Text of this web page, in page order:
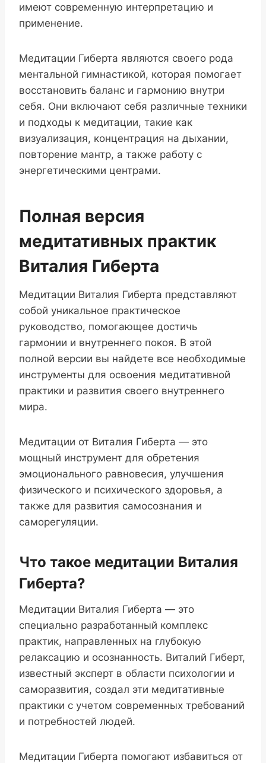
имеют современную интерпретацию и
применение.
Медитации Гиберта являются своего рода
ментальной гимнастикой, которая помогает
восстановить баланс и гармонию внутри
себя. Они включают себя различные техники
и подходы к медитации, такие как
визуализация, концентрация на дыхании,
повторение мантр, а также работу с
энергетическими центрами.
Полная версия
медитативных практик
Виталия Гиберта
Медитации Виталия Гиберта представляют
собой уникальное практическое
руководство, помогающее достичь
гармонии и внутреннего покоя. В этой
полной версии вы найдете все необходимые
инструменты для освоения медитативной
практики и развития своего внутреннего
мира.
Медитации от Виталия Гиберта — это
мощный инструмент для обретения
эмоционального равновесия, улучшения
физического и психического здоровья, а
также для развития самосознания и
саморегуляции.
Что такое медитации Виталия
Гиберта?
Медитации Виталия Гиберта — это
специально разработанный комплекс
практик, направленных на глубокую
релаксацию и осознанность. Виталий Гиберт,
известный эксперт в области психологии и
саморазвития, создал эти медитативные
практики с учетом современных требований
и потребностей людей.
Медитации Гиберта помогают избавиться от